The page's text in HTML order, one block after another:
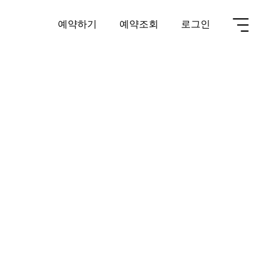
예약하기 예약조회 로그인